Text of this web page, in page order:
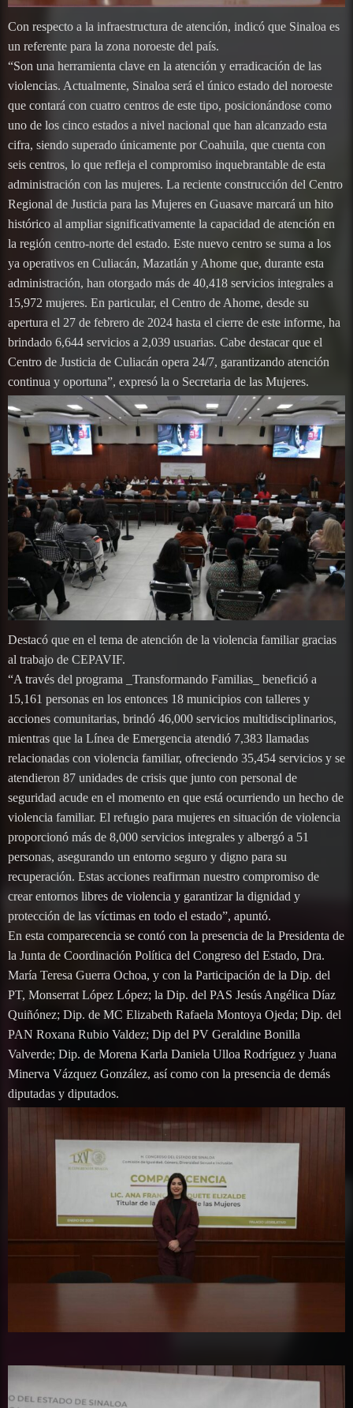
Con respecto a la infraestructura de atención, indicó que Sinaloa es
un referente para la zona noroeste del país.
“Son una herramienta clave en la atención y erradicación de las
violencias. Actualmente, Sinaloa será el único estado del noroeste
que contará con cuatro centros de este tipo, posicionándose como
uno de los cinco estados a nivel nacional que han alcanzado esta
cifra, siendo superado únicamente por Coahuila, que cuenta con
seis centros, lo que refleja el compromiso inquebrantable de esta
administración con las mujeres. La reciente construcción del Centro
Regional de Justicia para las Mujeres en Guasave marcará un hito
histórico al ampliar significativamente la capacidad de atención en
la región centro-norte del estado. Este nuevo centro se suma a los
ya operativos en Culiacán, Mazatlán y Ahome que, durante esta
administración, han otorgado más de 40,418 servicios integrales a
15,972 mujeres. En particular, el Centro de Ahome, desde su
apertura el 27 de febrero de 2024 hasta el cierre de este informe, ha
brindado 6,644 servicios a 2,039 usuarias. Cabe destacar que el
Centro de Justicia de Culiacán opera 24/7, garantizando atención
continua y oportuna”, expresó la o Secretaria de las Mujeres.
Destacó que en el tema de atención de la violencia familiar gracias
al trabajo de CEPAVIF.
“A través del programa _Transformando Familias_ benefició a
15,161 personas en los entonces 18 municipios con talleres y
acciones comunitarias, brindó 46,000 servicios multidisciplinarios,
mientras que la Línea de Emergencia atendió 7,383 llamadas
relacionadas con violencia familiar, ofreciendo 35,454 servicios y se
atendieron 87 unidades de crisis que junto con personal de
seguridad acude en el momento en que está ocurriendo un hecho de
violencia familiar. El refugio para mujeres en situación de violencia
proporcionó más de 8,000 servicios integrales y albergó a 51
personas, asegurando un entorno seguro y digno para su
recuperación. Estas acciones reafirman nuestro compromiso de
crear entornos libres de violencia y garantizar la dignidad y
protección de las víctimas en todo el estado”, apuntó.
En esta comparecencia se contó con la presencia de la Presidenta de
la Junta de Coordinación Política del Congreso del Estado, Dra.
María Teresa Guerra Ochoa, y con la Participación de la Dip. del
PT, Monserrat López López; la Dip. del PAS Jesús Angélica Díaz
Quiñónez; Dip. de MC Elizabeth Rafaela Montoya Ojeda; Dip. del
PAN Roxana Rubio Valdez; Dip del PV Geraldine Bonilla
Valverde; Dip. de Morena Karla Daniela Ulloa Rodríguez y Juana
Minerva Vázquez González, así como con la presencia de demás
diputadas y diputados.